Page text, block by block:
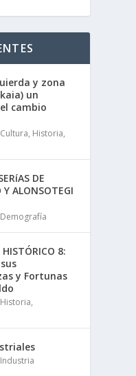
y zona
un
cambio
Cultura, Historia,
DE
Y ALONSOTEGI
Demografía
HISTÓRICO 8:
y Fortunas
Historia,
Industria